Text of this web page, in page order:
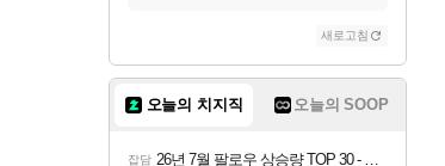
새로고침
오늘의 치지직 오늘의 SOOP
잡담 26년 7월 팔로우 상승량 TOP 30 - 월간 치지직